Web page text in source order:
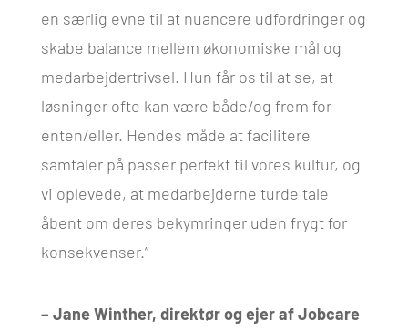
en særlig evne til at nuancere udfordringer og
skabe balance mellem økonomiske mål og
medarbejdertrivsel. Hun får os til at se, at
løsninger ofte kan være både/og frem for
enten/eller. Hendes måde at facilitere
samtaler på passer perfekt til vores kultur, og
vi oplevede, at medarbejderne turde tale
åbent om deres bekymringer uden frygt for
konsekvenser.”
– Jane Winther, direktør og ejer af Jobcare